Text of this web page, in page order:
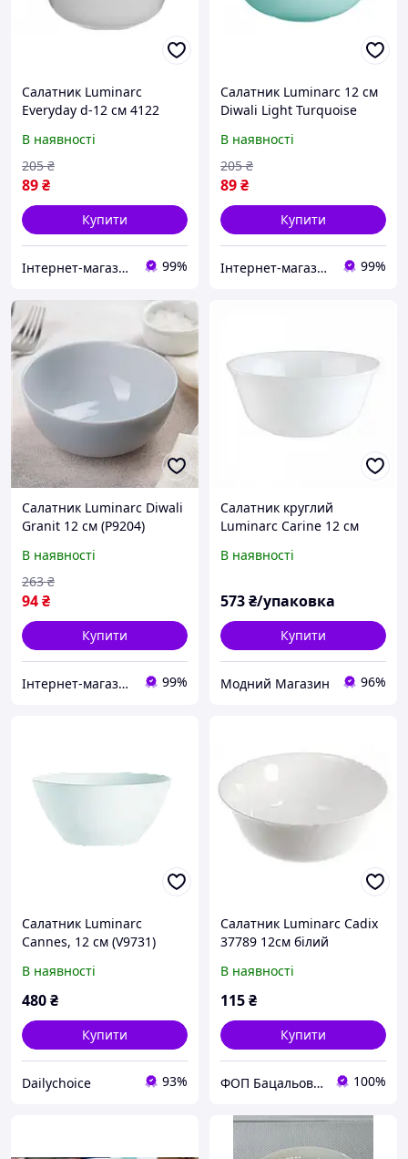
Салатник Luminarc
Everyday d-12 см 4122
В наявності
89₴
205 ₴
Купити
Інтернет-магазин TopPosud 99%
Салатник Luminarc 12 см
Diwali Light Turquoise
В наявності
89₴
205 ₴
Купити
Інтернет-магазин TopPosud 99%
Салатник Luminarc Diwali
Granit 12 см (P9204)
В наявності
94₴
263 ₴
Купити
Інтернет-магазин TopPosud 99%
Салатник круглий
Luminarc Carine 12 см
В наявності
573₴/упаковка
Купити
Модний Магазин 96%
Салатник Luminarc
Cannes, 12 см (V9731)
В наявності
480₴
Купити
Dailychoice 93%
Салатник Luminarc Cadix
37789 12см білий
В наявності
115₴
Купити
ФОП Бацальова Тетяна Юріївна 100%